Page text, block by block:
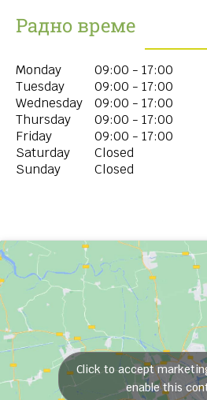
Радно време
Monday
09:00 - 17:00
Tuesday
09:00 - 17:00
Wednesday
09:00 - 17:00
Thursday
09:00 - 17:00
Friday
09:00 - 17:00
Saturday
Closed
Sunday
Closed
Click to accept
enable this